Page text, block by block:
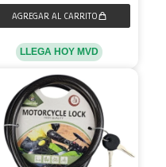
LLEGA HOY MVD